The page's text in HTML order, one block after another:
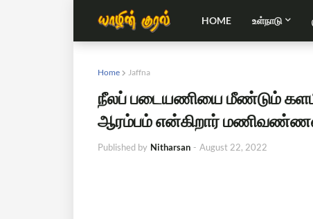
HOME உள்நாடு
Home Jaffna
நீலப் படையணியை மீண்டும்
ஆரம்பம் என்கிறார்
Published by Nitharsan - August 22, 2022